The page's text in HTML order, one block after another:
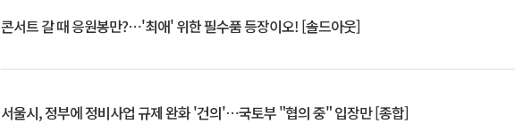
콘서트 갈 때 응원봉만?⋯'최애' 위한 필수품 등장이오! [솔드아웃]
서울시, 정부에 정비사업 규제 완화 '건의'⋯국토부 "협의 중" 입장만 [종합]